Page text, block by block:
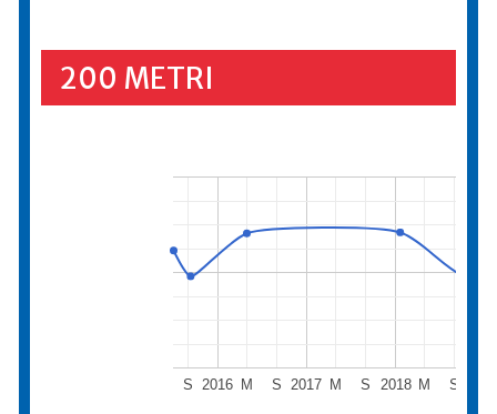
200 METRI
2016 2017 2018
S M S M S M S